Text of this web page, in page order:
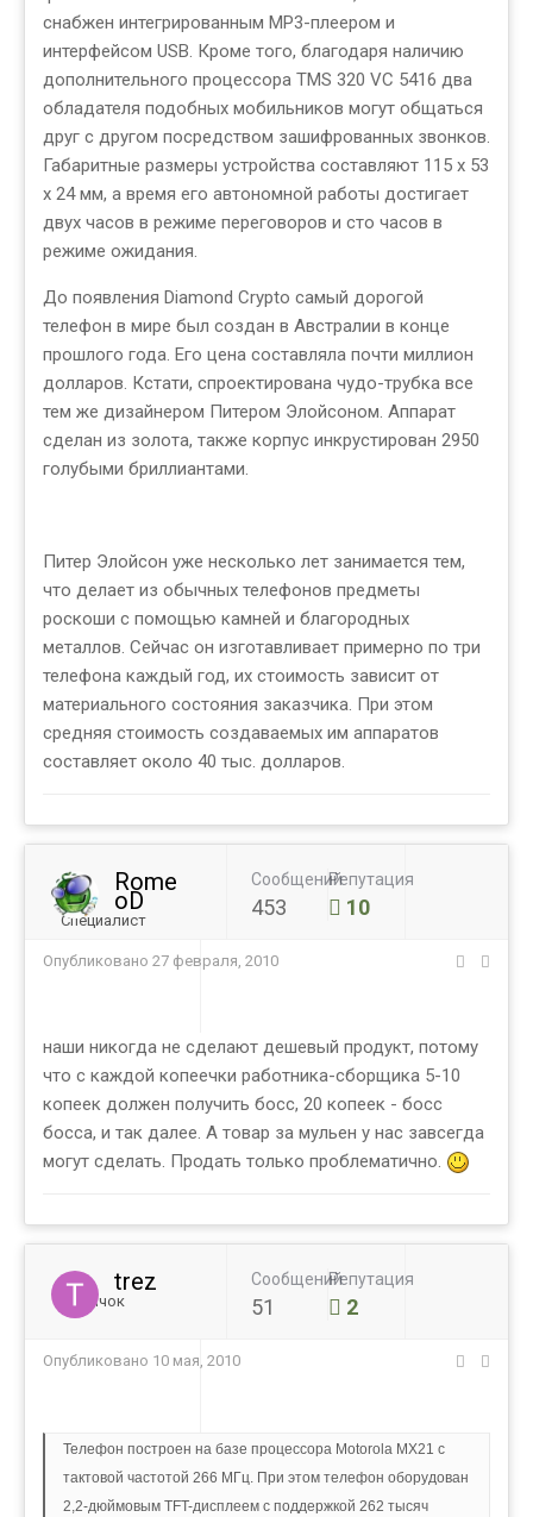
снабжен интегрированным MP3-плеером и
интерфейсом USB. Кроме того, благодаря наличию
дополнительного процессора TMS 320 VC 5416 два
обладателя подобных мобильников могут общаться
друг с другом посредством зашифрованных звонков.
Габаритные размеры устройства составляют 115 х 53
х 24 мм, а время его автономной работы достигает
двух часов в режиме переговоров и сто часов в
режиме ожидания.
До появления Diamond Crypto самый дорогой
телефон в мире был создан в Австралии в конце
прошлого года. Его цена составляла почти миллион
долларов. Кстати, спроектирована чудо-трубка все
тем же дизайнером Питером Элойсоном. Аппарат
сделан из золота, также корпус инкрустирован 2950
голубыми бриллиантами.
Питер Элойсон уже несколько лет занимается тем,
что делает из обычных телефонов предметы
роскоши с помощью камней и благородных
металлов. Сейчас он изготавливает примерно по три
телефона каждый год, их стоимость зависит от
материального состояния заказчика. При этом
средняя стоимость создаваемых им аппаратов
составляет около 40 тыс. долларов.
Rome
oD
Специалист
Сообщений
453
Репутация
10
Опубликовано 27 февраля, 2010
наши никогда не сделают дешевый продукт, потому
что с каждой копеечки работника-сборщика 5-10
копеек должен получить босс, 20 копеек - босс
босса, и так далее. А товар за мульен у нас завсегда
могут сделать. Продать только проблематично.
trez
Новичок
Сообщений
51
Репутация
2
Опубликовано 10 мая, 2010
Телефон построен на базе процессора Motorola MX21 с
тактовой частотой 266 МГц. При этом телефон оборудован
2,2-дюймовым TFT-дисплеем с поддержкой 262 тысяч